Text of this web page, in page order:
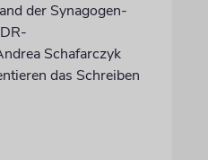
der Synagogen-
Schafarczyk
das Schreiben